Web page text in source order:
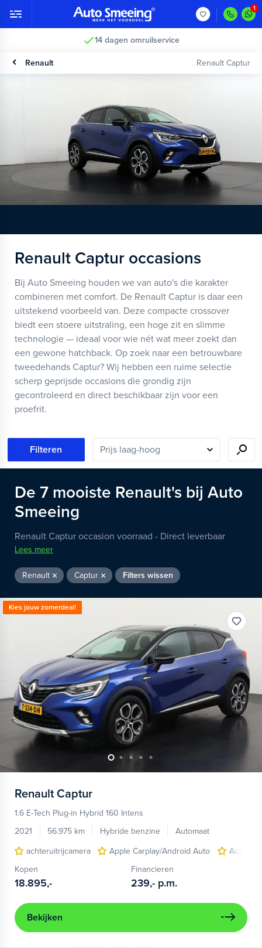
Vakkundig gecontroleerd >
Renault Renault Captur
Renault Captur occasions
Bij Auto Smeeing houden we van auto's die karakter
combineren met comfort. De Renault Captur is daar een
uitstekend voorbeeld van. Deze compacte crossover
biedt een stoere uitstraling, een hoge zit en slimme
technologie — ideaal voor wie nét wat meer zoekt dan
een gewone hatchback. Op zoek naar een betrouwbare
tweedehands Captur? Wij hebben een ruime selectie
scherp geprijsde occasions die grondig zijn
gecontroleerd en direct beschikbaar zijn voor een
proefrit.
Filteren
De 7 mooiste Renault's bij Auto
Smeeing
Renault Captur occasion voorraad - Direct leverbaar
Lees meer
Renault Captur Filters wissen
Kies jouw zomerdeal!
Renault Captur
1.6 E-Tech Plug-in Hybrid 160 Intens
2021
56.975 km Hybride benzine
Automaat
achteruitrijcamera
Apple Carplay/Android Auto
Kopen
18.895,-
Financieren
239,- p.m.
Bekijken